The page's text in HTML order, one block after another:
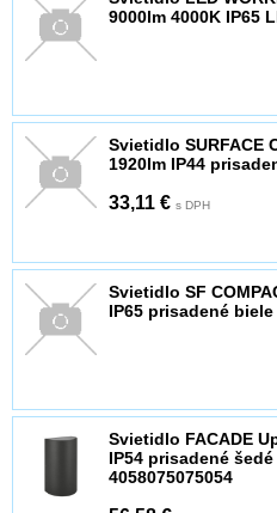
9000lm 4000K IP65
Svietidlo SURFACE
1920lm IP44
33,11 € s DPH
Svietidlo SF
IP65 prisadené biele
Svietidlo FACADE
IP54 prisadené
4058075075054